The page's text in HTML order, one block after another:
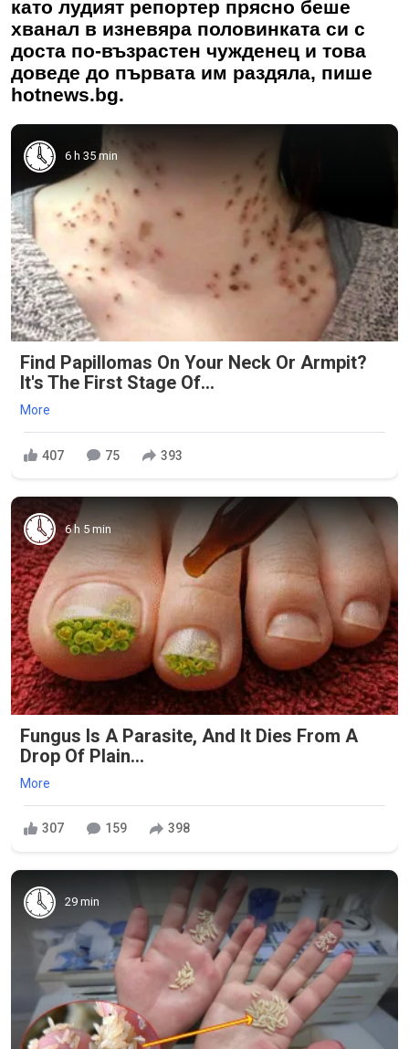
като лудият репортер прясно беше
хванал в изневяра половинката си с
доста по-възрастен чужденец и това
доведе до първата им раздяла, пише
hotnews.bg.
6 h 35 min
Find Papillomas On Your Neck Or Armpit?
It's The First Stage Of...
More
407 75 393
6 h 5 min
Fungus Is A Parasite, And It Dies From A
Drop Of Plain...
More
307 159 398
29 min